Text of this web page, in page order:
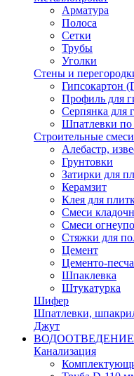
Арматура
Полоса
Сетки
Трубы
Уголки
Стены и
Гипсокартон
Профиль для
Серпянка для
Шпатлевки по
Строительные
Алебастр,
Грунтовки
Затирки для
Керамзит
Клея для
Смеси
Смеси
Стяжки для
Цемент
Цементо-
Шпаклевка
Штукатурка
Шифер
Шпатлевки,
Джут
ВОДООТВЕДЕНИЕ
Канализация